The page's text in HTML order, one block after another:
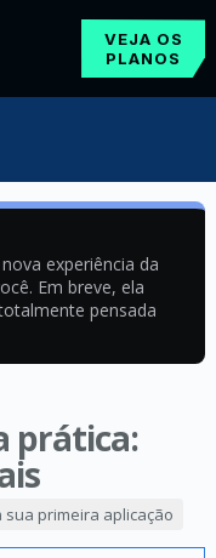
VEJA OS
PLANOS
experiência da
Em breve, ela
pensada
prática:
sua primeira aplicação